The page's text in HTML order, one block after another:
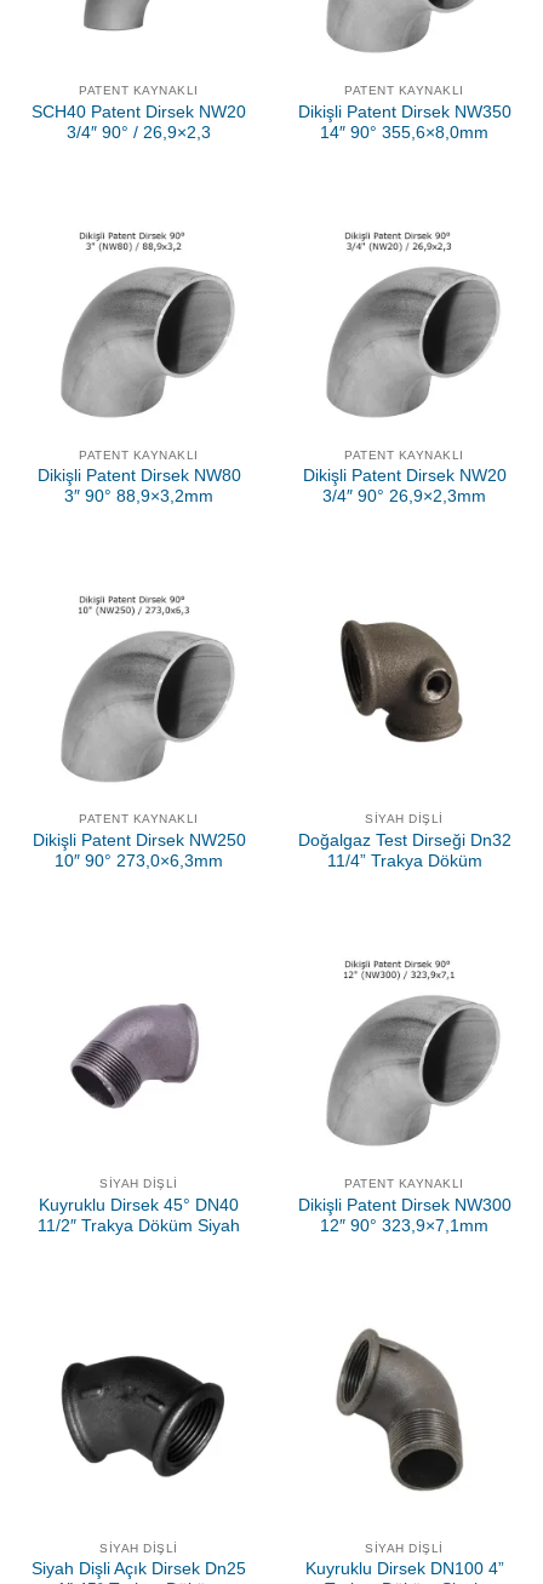
PATENT KAYNAKLI
SCH40 Patent Dirsek NW20
3/4″ 90° / 26,9×2,3
PATENT KAYNAKLI
Dikişli Patent Dirsek NW350
14″ 90° 355,6×8,0mm
PATENT KAYNAKLI
Dikişli Patent Dirsek NW80
3″ 90° 88,9×3,2mm
PATENT KAYNAKLI
Dikişli Patent Dirsek NW20
3/4″ 90° 26,9×2,3mm
PATENT KAYNAKLI
Dikişli Patent Dirsek NW250
10″ 90° 273,0×6,3mm
SIYAH DIŞLI
Doğalgaz Test Dirseği Dn32
11/4” Trakya Döküm
SIYAH DIŞLI
Kuyruklu Dirsek 45° DN40
11/2″ Trakya Döküm Siyah
PATENT KAYNAKLI
Dikişli Patent Dirsek NW300
12″ 90° 323,9×7,1mm
SIYAH DIŞLI
Siyah Dişli Açık Dirsek Dn25
SIYAH DIŞLI
Kuyruklu Dirsek DN100 4”